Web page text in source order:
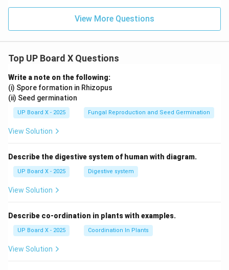
View More Questions
Top UP Board X Questions
Write a note on the following:
(i) Spore formation in Rhizopus
(ii) Seed germination
UP Board X - 2025 Fungal Reproduction and Seed Germination
View Solution
Describe the digestive system of human with diagram.
UP Board X - 2025 Digestive system
View Solution
Describe co-ordination in plants with examples.
UP Board X - 2025 Coordination In Plants
View Solution